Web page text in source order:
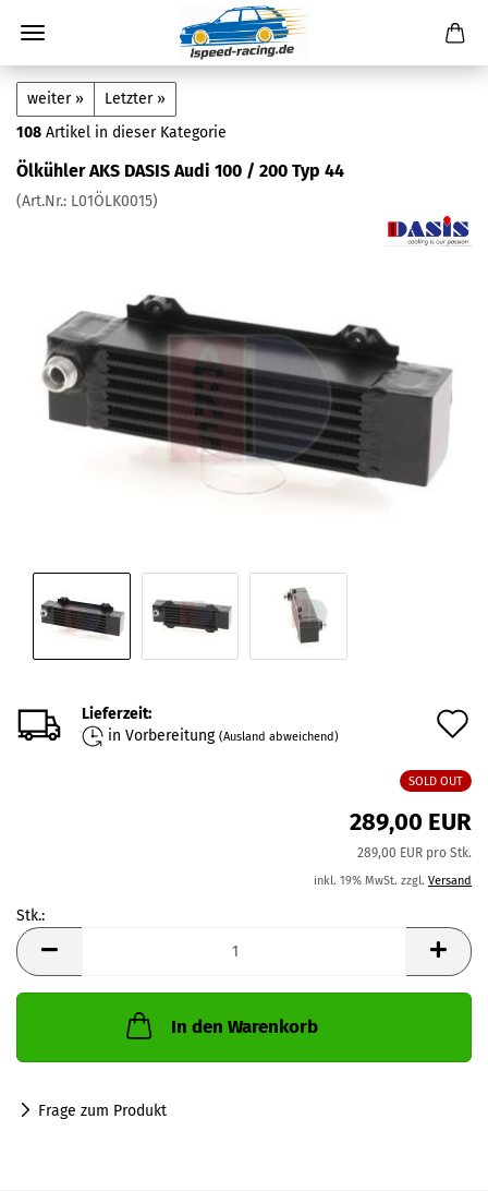
weiter »
Letzter »
108 Artikel in dieser Kategorie
Ölkühler AKS DASIS Audi 100 / 200 Typ 44
(Art.Nr.: L01ÖLK0015)
Lieferzeit:
in Vorbereitung (Ausland abweichend)
SOLD OUT
289,00 EUR
289,00 EUR pro Stk.
inkl. 19% MwSt. zzgl. Versand
Stk.:
Stk.
In den Warenkorb
Frage zum Produkt